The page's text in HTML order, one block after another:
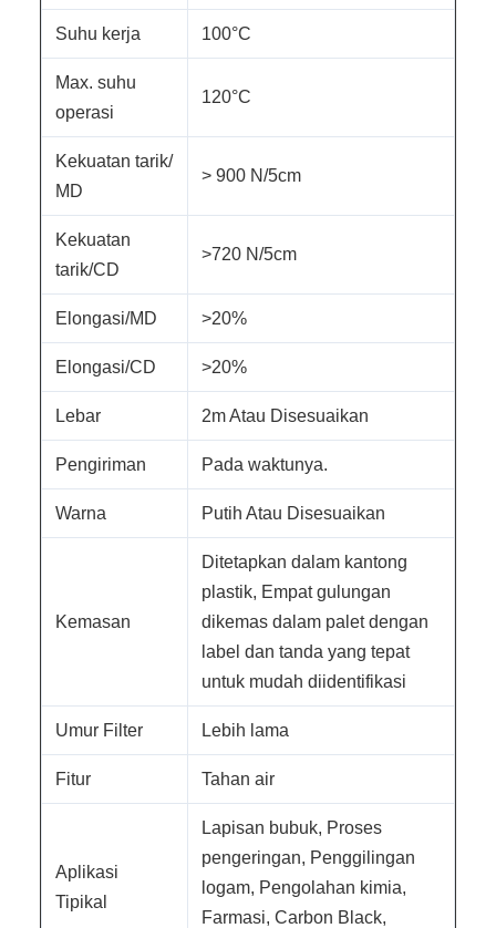
Suhu kerja 100°C
Max. suhu
operasi
120°C
Kekuatan tarik/
MD
> 900 N/5cm
Kekuatan
tarik/CD
>720 N/5cm
Elongasi/MD >20%
Elongasi/CD >20%
Lebar 2m Atau Disesuaikan
Pengiriman Pada waktunya.
Warna Putih Atau Disesuaikan
Kemasan
Ditetapkan dalam kantong
plastik, Empat gulungan
dikemas dalam palet dengan
label dan tanda yang tepat
untuk mudah diidentifikasi
Umur Filter Lebih lama
Fitur Tahan air
Aplikasi
Tipikal
Lapisan bubuk, Proses
pengeringan, Penggilingan
logam, Pengolahan kimia,
Farmasi, Carbon Black,